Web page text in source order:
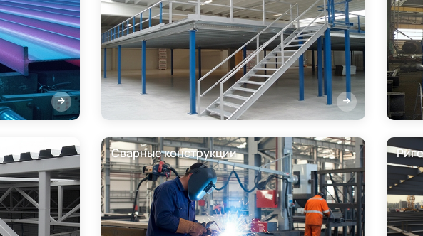
Сварные конструкции